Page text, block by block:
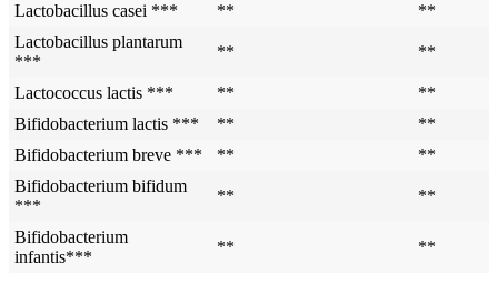
Lactobacillus casei ***
**
**
Lactobacillus plantarum
***
** **
Lactococcus lactis *** **
**
Bifidobacterium lactis ***
**
**
Bifidobacterium breve ***
**
**
Bifidobacterium bifidum
***
** **
Bifidobacterium
infantis***
** **